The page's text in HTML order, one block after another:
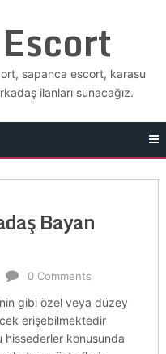
sapanca escort, karasu
ilanları sunacağız.
Bayan
0 Comments
gibi özel veya düzey
erişebilmektedir
konusunda